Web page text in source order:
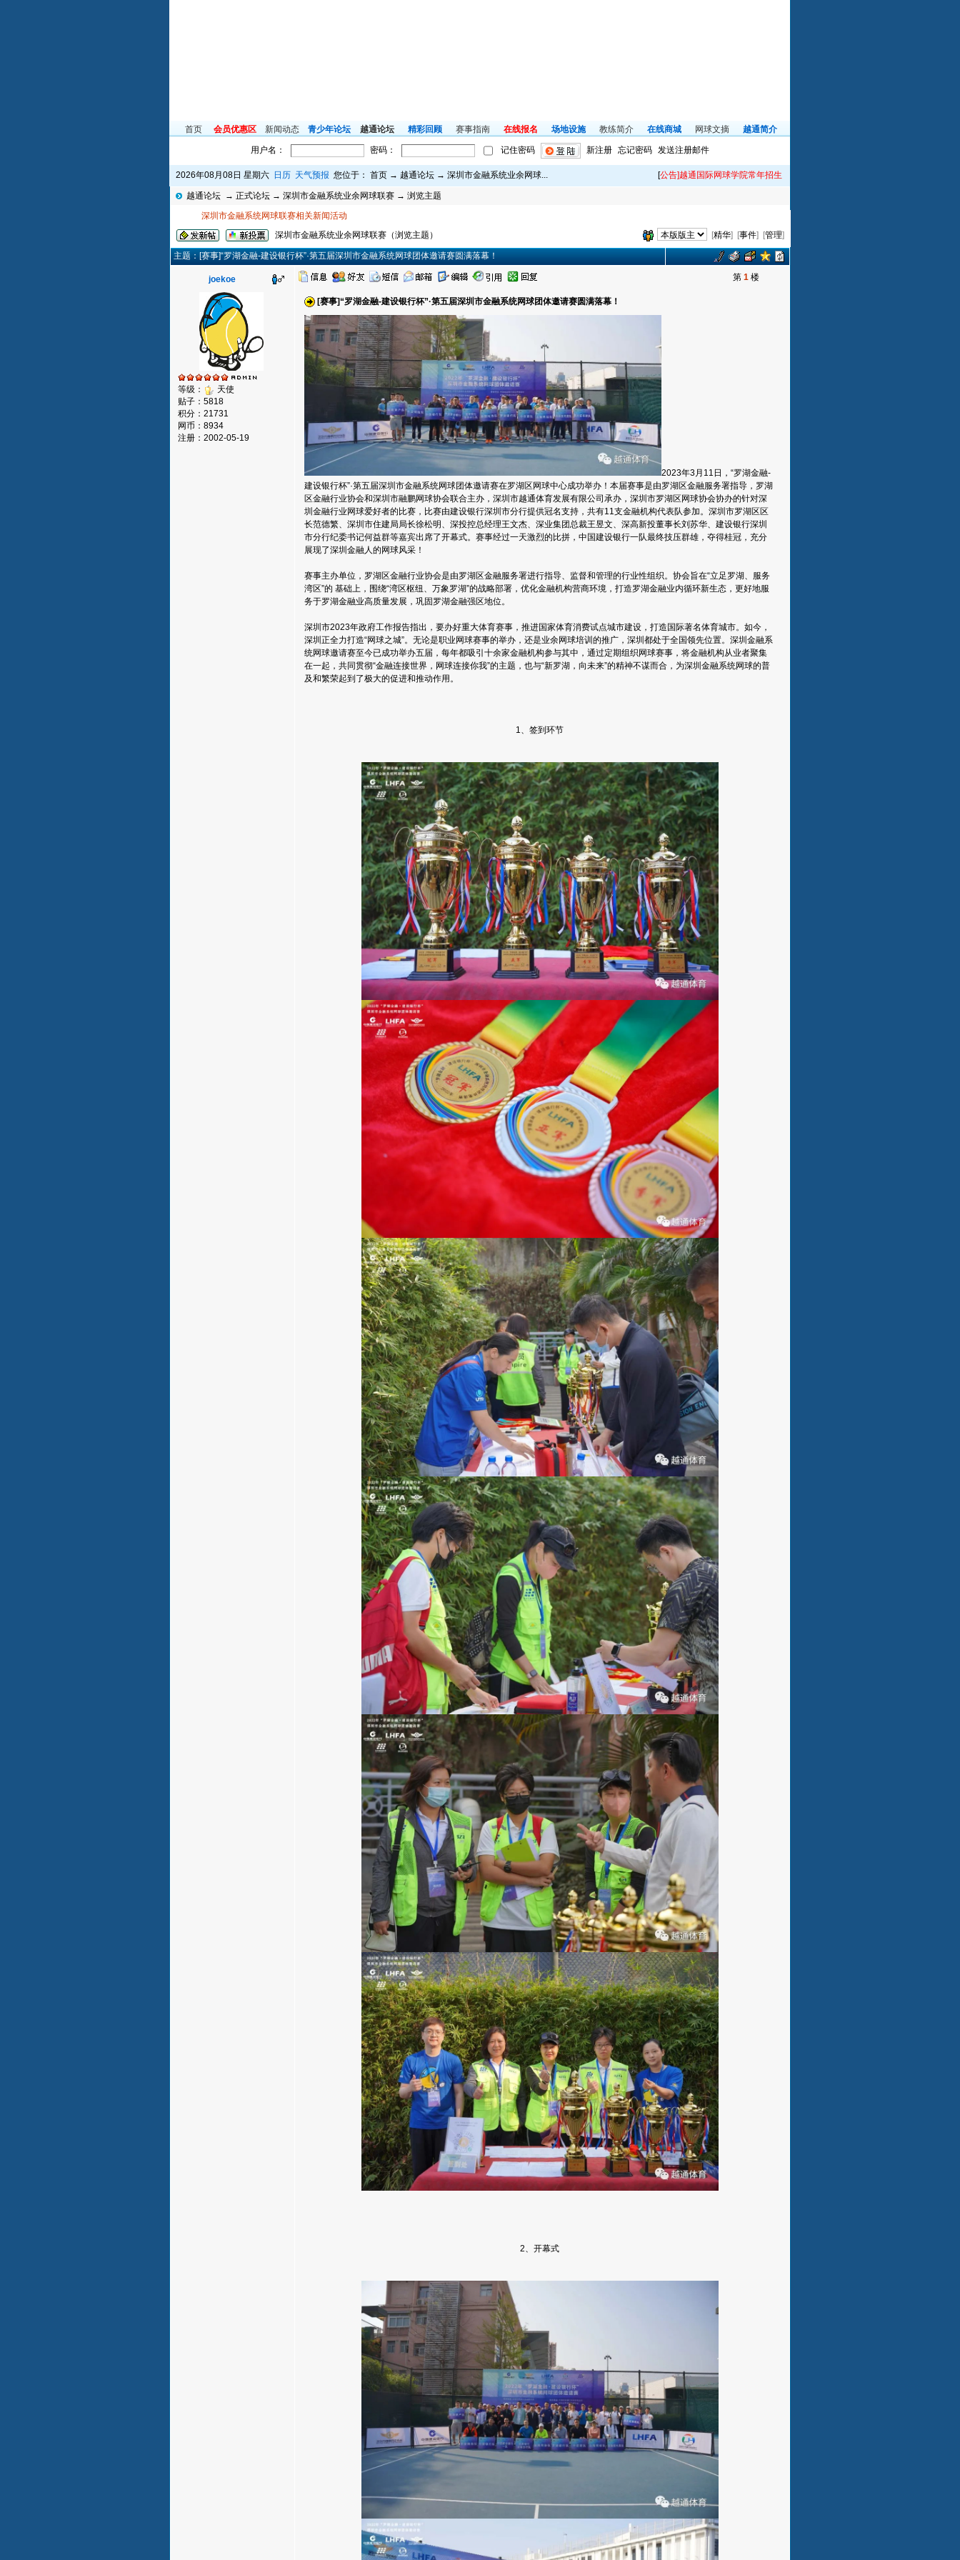
首页 会员优惠区 新闻动态 青少年论坛 越通论坛 精彩回顾 赛事指南 在线报名 场地设施 教练简介 在线商城 网球文摘 越通简介
用户名： 密码： 记住密码 新注册 忘记密码 发送注册邮件
2026年08月08日 星期六 日历 天气预报 您位于： 首页 → 越通论坛 → 深圳市金融系统业余网球... 公告]越通国际网球学院常年招生！电话33385696！
越通论坛 → 正式论坛 → 深圳市金融系统业余网球联赛 → 浏览主题
深圳市金融系统网球联赛相关新闻活动
深圳市金融系统业余网球联赛（浏览主题）
[精华] [事件] [管理]
主题：[赛事]“罗湖金融-建设银行杯”·第五届深圳市金融系统网球团体邀请赛圆满落幕！
joekoe
等级：
天使
贴子：5818
积分：21731
网币：8934
注册：2002-05-19
第 1 楼
[赛事]“罗湖金融-建设银行杯”·第五届深圳市金融系统网球团体邀请赛圆满落幕！
2023年3月11日，“罗湖金融-
建设银行杯”·第五届深圳市金融系统网球团体邀请赛在罗湖区网球中心成功举办！本届赛事是由罗湖区金融服务署指导，罗湖
区金融行业协会和深圳市融鹏网球协会联合主办，深圳市越通体育发展有限公司承办，深圳市罗湖区网球协会协办的针对深
圳金融行业网球爱好者的比赛，比赛由建设银行深圳市分行提供冠名支持，共有11支金融机构代表队参加。深圳市罗湖区区
长范德繁、深圳市住建局局长徐松明、深投控总经理王文杰、深业集团总裁王昱文、深高新投董事长刘苏华、建设银行深圳
市分行纪委书记何益群等嘉宾出席了开幕式。赛事经过一天激烈的比拼，中国建设银行一队最终技压群雄，夺得桂冠，充分
展现了深圳金融人的网球风采！
赛事主办单位，罗湖区金融行业协会是由罗湖区金融服务署进行指导、监督和管理的行业性组织。协会旨在“立足罗湖、服务
湾区”的 基础上，围绕“湾区枢纽、万象罗湖”的战略部署，优化金融机构营商环境，打造罗湖金融业内循环新生态，更好地服
务于罗湖金融业高质量发展，巩固罗湖金融强区地位。
深圳市2023年政府工作报告指出，要办好重大体育赛事，推进国家体育消费试点城市建设，打造国际著名体育城市。如今，
深圳正全力打造“网球之城”。无论是职业网球赛事的举办，还是业余网球培训的推广，深圳都处于全国领先位置。深圳金融系
统网球邀请赛至今已成功举办五届，每年都吸引十余家金融机构参与其中，通过定期组织网球赛事，将金融机构从业者聚集
在一起，共同贯彻“金融连接世界，网球连接你我”的主题，也与“新罗湖，向未来”的精神不谋而合，为深圳金融系统网球的普
及和繁荣起到了极大的促进和推动作用。
1、签到环节
2、开幕式